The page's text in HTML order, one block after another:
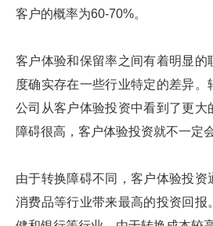
客户的概率为60-70%。
客户体验和保留率之间有着明显的
度确实存在一些行业特定的差异。
公司从客户体验投资中看到了更大
障碍很高，客户体验投资就不一定
由于转换障碍不同，客户体验投资
消费品等行业带来最高的投资回报